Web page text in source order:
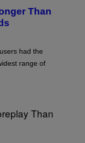
Than
had the
range of